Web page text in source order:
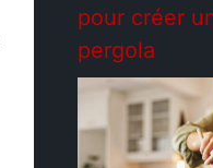
pour créer
pergola